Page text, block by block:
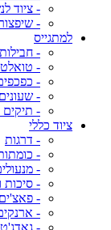
- ציוד
-
למתגייס
-
-
-
- שעונים
- תיקים
ציוד כללי
- דרגות
-
-
- סיכות
- פאצ'ים
-
-